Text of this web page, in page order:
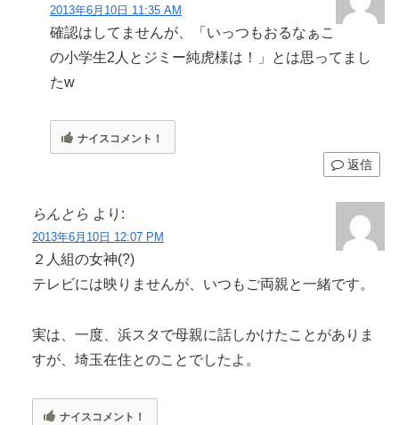
2013年6月10日 11:35 AM
確認はしてませんが、「いっつもおるなぁこ
の小学生2人とジミー純虎様は！」とは思ってまし
たw
ナイスコメント！
返信
らんとら より:
2013年6月10日 12:07 PM
２人組の女神(?)
テレビには映りませんが、いつもご両親と一緒です。
実は、一度、浜スタで母親に話しかけたことがありま
すが、埼玉在住とのことでしたよ。
ナイスコメント！